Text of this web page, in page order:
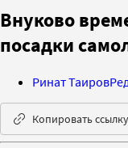
Внуково
посадки
Ринат Таиров
Копировать ссылку